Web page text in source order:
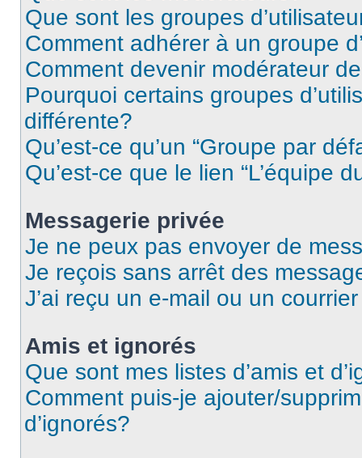
Que sont les groupes
Comment adhérer à un groupe
Comment devenir modérateur
Pourquoi certains groupes
différente?
Qu’est-ce qu’un “Groupe par
Qu’est-ce que le lien “L’équipe
Messagerie privée
Je ne peux pas envoyer de
Je reçois sans arrêt des
J’ai reçu un e-mail ou un
Amis et ignorés
Que sont mes listes d’amis et
Comment puis-je ajouter/
d’ignorés?